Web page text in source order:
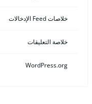
خلاصات Feed الإدخالات
خلاصة التعليقات
WordPress.org